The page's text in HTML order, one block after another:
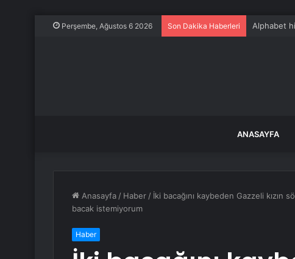
Perşembe, Ağustos 6 2026 Son Dakika Haberleri Alphabet
ANASAYFA
Anasayfa / Haber / İki bacağını kaybeden Gazzeli
bacak istemiyorum
Haber